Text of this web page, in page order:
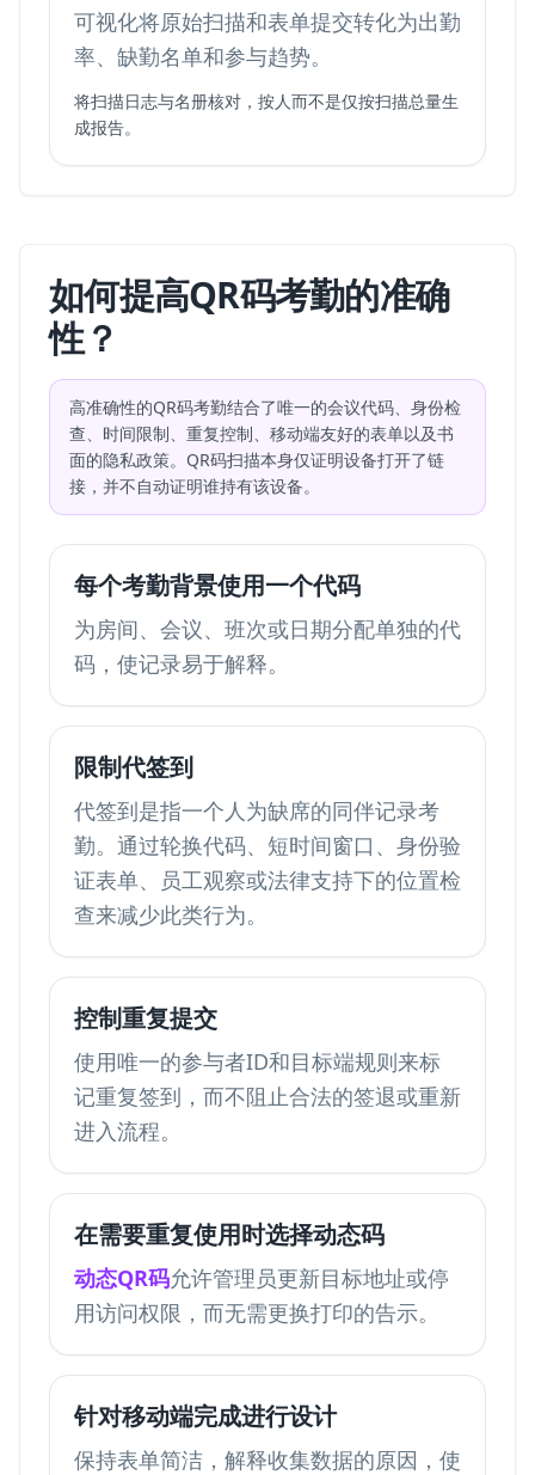
可视化将原始扫描和表单提交转化为出勤
率、缺勤名单和参与趋势。
将扫描日志与名册核对，按人而不是仅按扫描总量生
成报告。
如何提高QR码考勤的准确
性？
高准确性的QR码考勤结合了唯一的会议代码、身份检
查、时间限制、重复控制、移动端友好的表单以及书
面的隐私政策。QR码扫描本身仅证明设备打开了链
接，并不自动证明谁持有该设备。
每个考勤背景使用一个代码
为房间、会议、班次或日期分配单独的代
码，使记录易于解释。
限制代签到
代签到是指一个人为缺席的同伴记录考
勤。通过轮换代码、短时间窗口、身份验
证表单、员工观察或法律支持下的位置检
查来减少此类行为。
控制重复提交
使用唯一的参与者ID和目标端规则来标
记重复签到，而不阻止合法的签退或重新
进入流程。
在需要重复使用时选择动态码
动态QR码允许管理员更新目标地址或停
用访问权限，而无需更换打印的告示。
针对移动端完成进行设计
保持表单简洁，解释收集数据的原因，使